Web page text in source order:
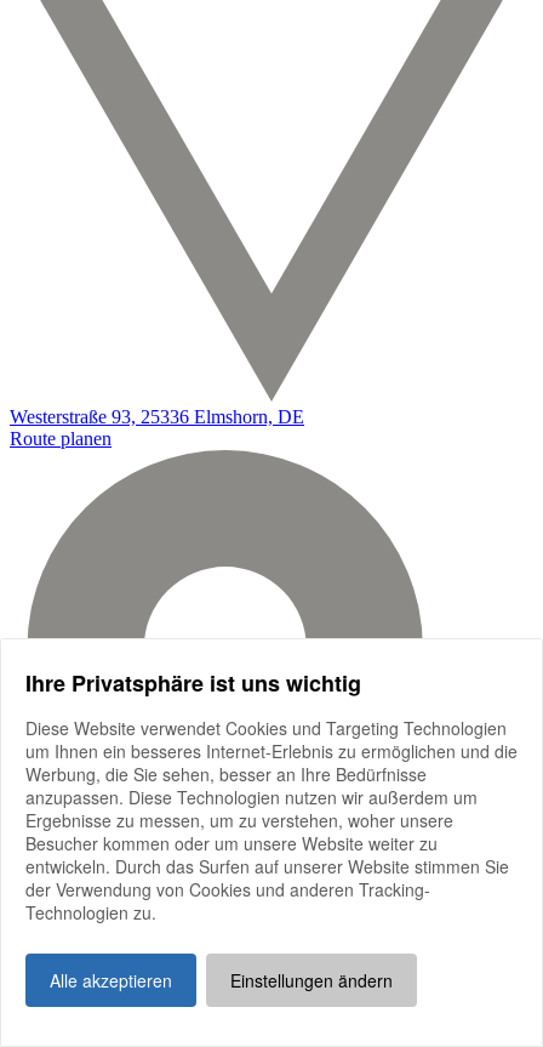
Westerstraße 93, 25336 Elmshorn, DE
Route planen
Ihre Privatsphäre ist uns wichtig
Diese Website verwendet Cookies und Targeting Technologien
um Ihnen ein besseres Internet-Erlebnis zu ermöglichen und die
Werbung, die Sie sehen, besser an Ihre Bedürfnisse
anzupassen. Diese Technologien nutzen wir außerdem um
Ergebnisse zu messen, um zu verstehen, woher unsere
Besucher kommen oder um unsere Website weiter zu
entwickeln. Durch das Surfen auf unserer Website stimmen Sie
der Verwendung von Cookies und anderen Tracking-
Technologien zu.
Alle akzeptieren Einstellungen ändern